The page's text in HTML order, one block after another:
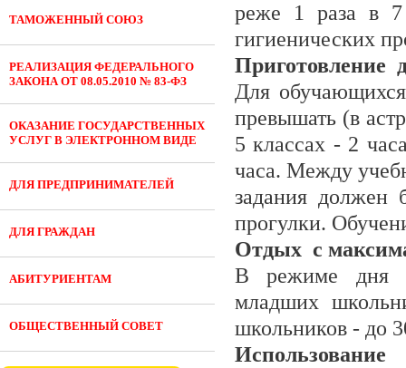
ТАМОЖЕННЫЙ СОЮЗ
РЕАЛИЗАЦИЯ ФЕДЕРАЛЬНОГО
ЗАКОНА ОТ 08.05.2010 № 83-ФЗ
ОКАЗАНИЕ ГОСУДАРСТВЕННЫХ
УСЛУГ В ЭЛЕКТРОННОМ ВИДЕ
ДЛЯ ПРЕДПРИНИМАТЕЛЕЙ
ДЛЯ ГРАЖДАН
АБИТУРИЕНТАМ
ОБЩЕСТВЕННЫЙ СОВЕТ
реже 1 раза в 7
гигиенических
Приготовление
Для
превышать (в
5 классах - 2
часа. Между
задания должен
прогулки.
Отдых с
В режиме дня
младших
школьников - до